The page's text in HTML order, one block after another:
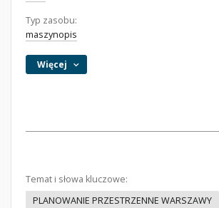
Typ zasobu:
maszynopis
Więcej
Temat i słowa kluczowe:
PLANOWANIE PRZESTRZENNE WARSZAWY